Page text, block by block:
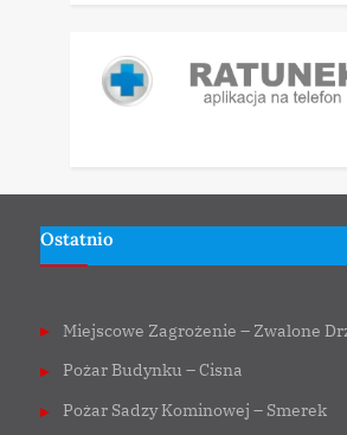
Ostatnio
Miejscowe Zagrożenie – Zwalone
Pożar Budynku – Cisna
Pożar Sadzy Kominowej – Smerek